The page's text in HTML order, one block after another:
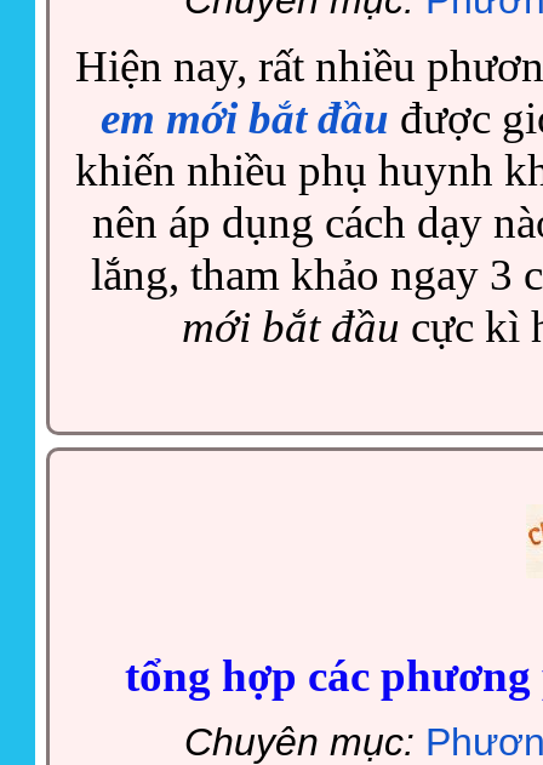
Hiện nay, rất nhiều
em mới bắt đầu được
khiến nhiều phụ huynh
nên áp dụng cách dạy
lắng, tham khảo ngay 3
mới bắt đầu cực kì
tổng hợp các
Chuyên mục: